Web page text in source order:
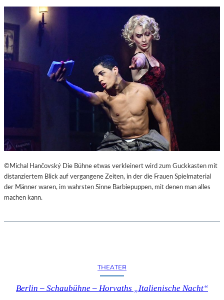
©Michal Hančovský Die Bühne etwas verkleinert wird zum Guckkasten mit
distanziertem Blick auf vergangene Zeiten, in der die Frauen Spielmaterial
der Männer waren, im wahrsten Sinne Barbiepuppen, mit denen man alles
machen kann.
THEATER
Berlin – Schaubühne – Horvaths „Italienische Nacht“